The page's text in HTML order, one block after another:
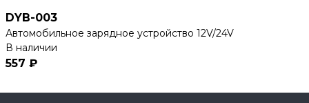
DYB-003
Автомобильное зарядное устройство 12V/24V
В наличии
557 ₽